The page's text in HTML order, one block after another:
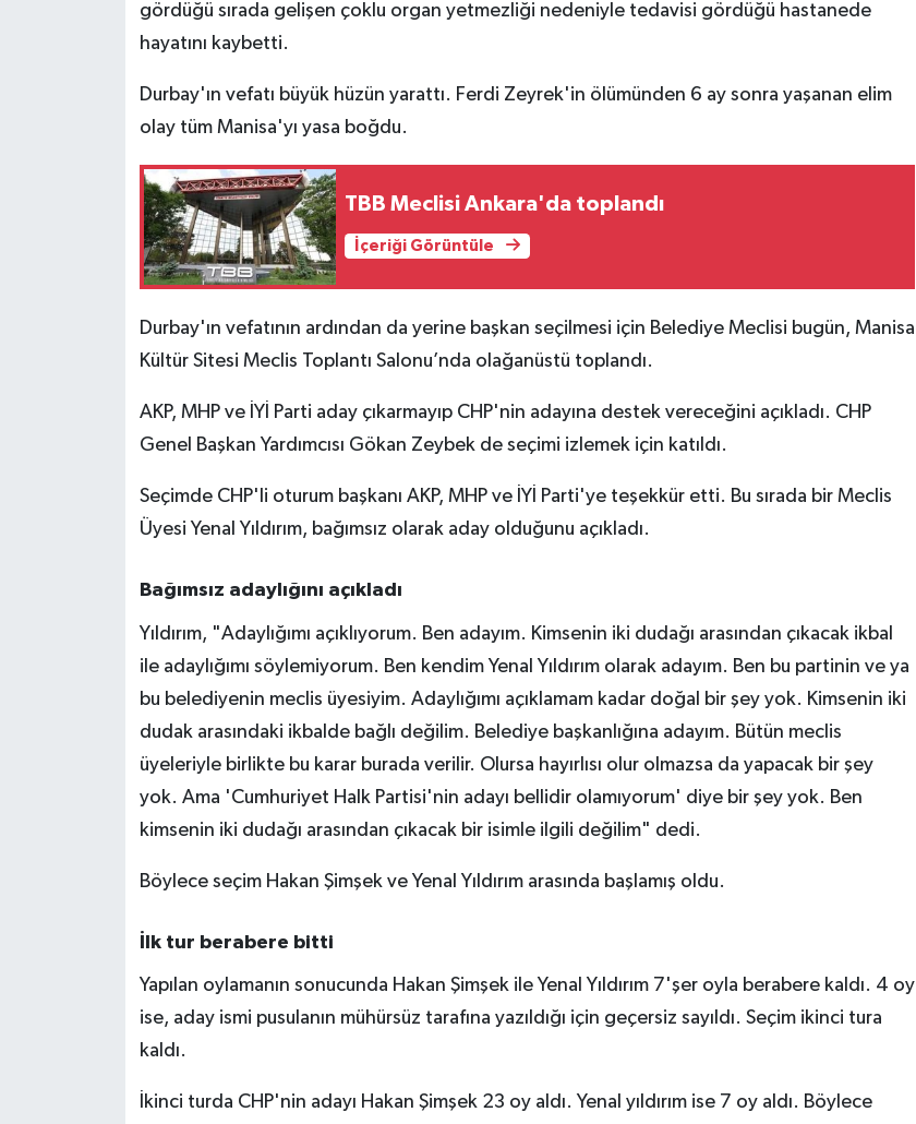
gördüğü sırada gelişen çoklu organ yetmezliği nedeniyle tedavisi gördüğü hastanede
hayatını kaybetti.
Durbay'ın vefatı büyük hüzün yarattı. Ferdi Zeyrek'in ölümünden 6 ay sonra yaşanan elim
olay tüm Manisa'yı yasa boğdu.
TBB Meclisi Ankara'da toplandı
İçeriği Görüntüle
Durbay'ın vefatının ardından da yerine başkan seçilmesi için Belediye Meclisi bugün, Manisa
Kültür Sitesi Meclis Toplantı Salonu’nda olağanüstü toplandı.
AKP, MHP ve İYİ Parti aday çıkarmayıp CHP'nin adayına destek vereceğini açıkladı. CHP
Genel Başkan Yardımcısı Gökan Zeybek de seçimi izlemek için katıldı.
Seçimde CHP'li oturum başkanı AKP, MHP ve İYİ Parti'ye teşekkür etti. Bu sırada bir Meclis
Üyesi Yenal Yıldırım, bağımsız olarak aday olduğunu açıkladı.
Bağımsız adaylığını açıkladı
Yıldırım, "Adaylığımı açıklıyorum. Ben adayım. Kimsenin iki dudağı arasından çıkacak ikbal
ile adaylığımı söylemiyorum. Ben kendim Yenal Yıldırım olarak adayım. Ben bu partinin ve ya
bu belediyenin meclis üyesiyim. Adaylığımı açıklamam kadar doğal bir şey yok. Kimsenin iki
dudak arasındaki ikbalde bağlı değilim. Belediye başkanlığına adayım. Bütün meclis
üyeleriyle birlikte bu karar burada verilir. Olursa hayırlısı olur olmazsa da yapacak bir şey
yok. Ama 'Cumhuriyet Halk Partisi'nin adayı bellidir olamıyorum' diye bir şey yok. Ben
kimsenin iki dudağı arasından çıkacak bir isimle ilgili değilim" dedi.
Böylece seçim Hakan Şimşek ve Yenal Yıldırım arasında başlamış oldu.
İlk tur berabere bitti
Yapılan oylamanın sonucunda Hakan Şimşek ile Yenal Yıldırım 7'şer oyla berabere kaldı. 4 oy
ise, aday ismi pusulanın mühürsüz tarafına yazıldığı için geçersiz sayıldı. Seçim ikinci tura
kaldı.
İkinci turda CHP'nin adayı Hakan Şimşek 23 oy aldı. Yenal yıldırım ise 7 oy aldı. Böylece